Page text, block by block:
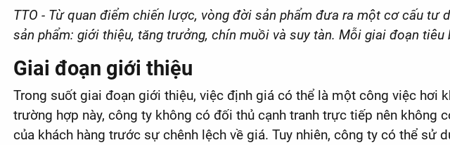
TTO - Từ quan điểm chiến lược, vòng đời sản phẩm đưa ra một cơ cấu
sản phẩm: giới thiệu, tăng trưởng, chín muồi và suy tàn. Mỗi giai đoạn
Giai đoạn giới thiệu
Trong suốt giai đoạn giới thiệu, việc định giá có thể là một công việc hơi
trường hợp này, công ty không có đối thủ cạnh tranh trực tiếp nên
của khách hàng trước sự chênh lệch về giá. Tuy nhiên, công ty có thể